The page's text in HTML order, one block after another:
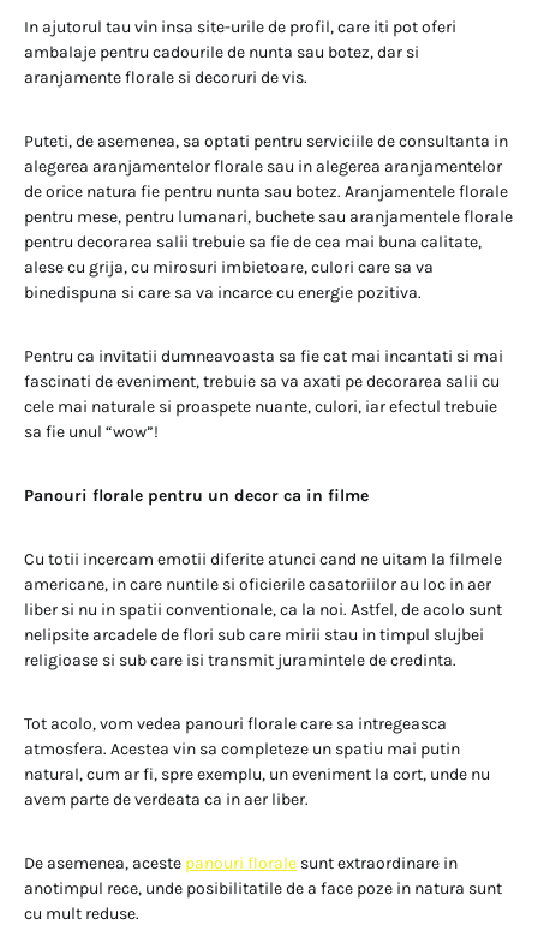
In ajutorul tau vin insa site-urile de profil, care iti pot oferi
ambalaje pentru cadourile de nunta sau botez, dar si
aranjamente florale si decoruri de vis.
Puteti, de asemenea, sa optati pentru serviciile de consultanta in
alegerea aranjamentelor florale sau in alegerea aranjamentelor
de orice natura fie pentru nunta sau botez. Aranjamentele florale
pentru mese, pentru lumanari, buchete sau aranjamentele florale
pentru decorarea salii trebuie sa fie de cea mai buna calitate,
alese cu grija, cu mirosuri imbietoare, culori care sa va
binedispuna si care sa va incarce cu energie pozitiva.
Pentru ca invitatii dumneavoasta sa fie cat mai incantati si mai
fascinati de eveniment, trebuie sa va axati pe decorarea salii cu
cele mai naturale si proaspete nuante, culori, iar efectul trebuie
sa fie unul “wow”!
Panouri florale pentru un decor ca in filme
Cu totii incercam emotii diferite atunci cand ne uitam la filmele
americane, in care nuntile si oficierile casatoriilor au loc in aer
liber si nu in spatii conventionale, ca la noi. Astfel, de acolo sunt
nelipsite arcadele de flori sub care mirii stau in timpul slujbei
religioase si sub care isi transmit juramintele de credinta.
Tot acolo, vom vedea panouri florale care sa intregeasca
atmosfera. Acestea vin sa completeze un spatiu mai putin
natural, cum ar fi, spre exemplu, un eveniment la cort, unde nu
avem parte de verdeata ca in aer liber.
De asemenea, aceste panouri florale sunt extraordinare in
anotimpul rece, unde posibilitatile de a face poze in natura sunt
cu mult reduse.